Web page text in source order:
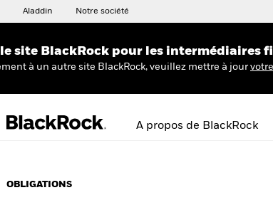
Aladdin Notre société
le site BlackRock pour les intermédiaires
à un autre site BlackRock, veuillez mettre à jour
A propos de BlackRock
OBLIGATIONS